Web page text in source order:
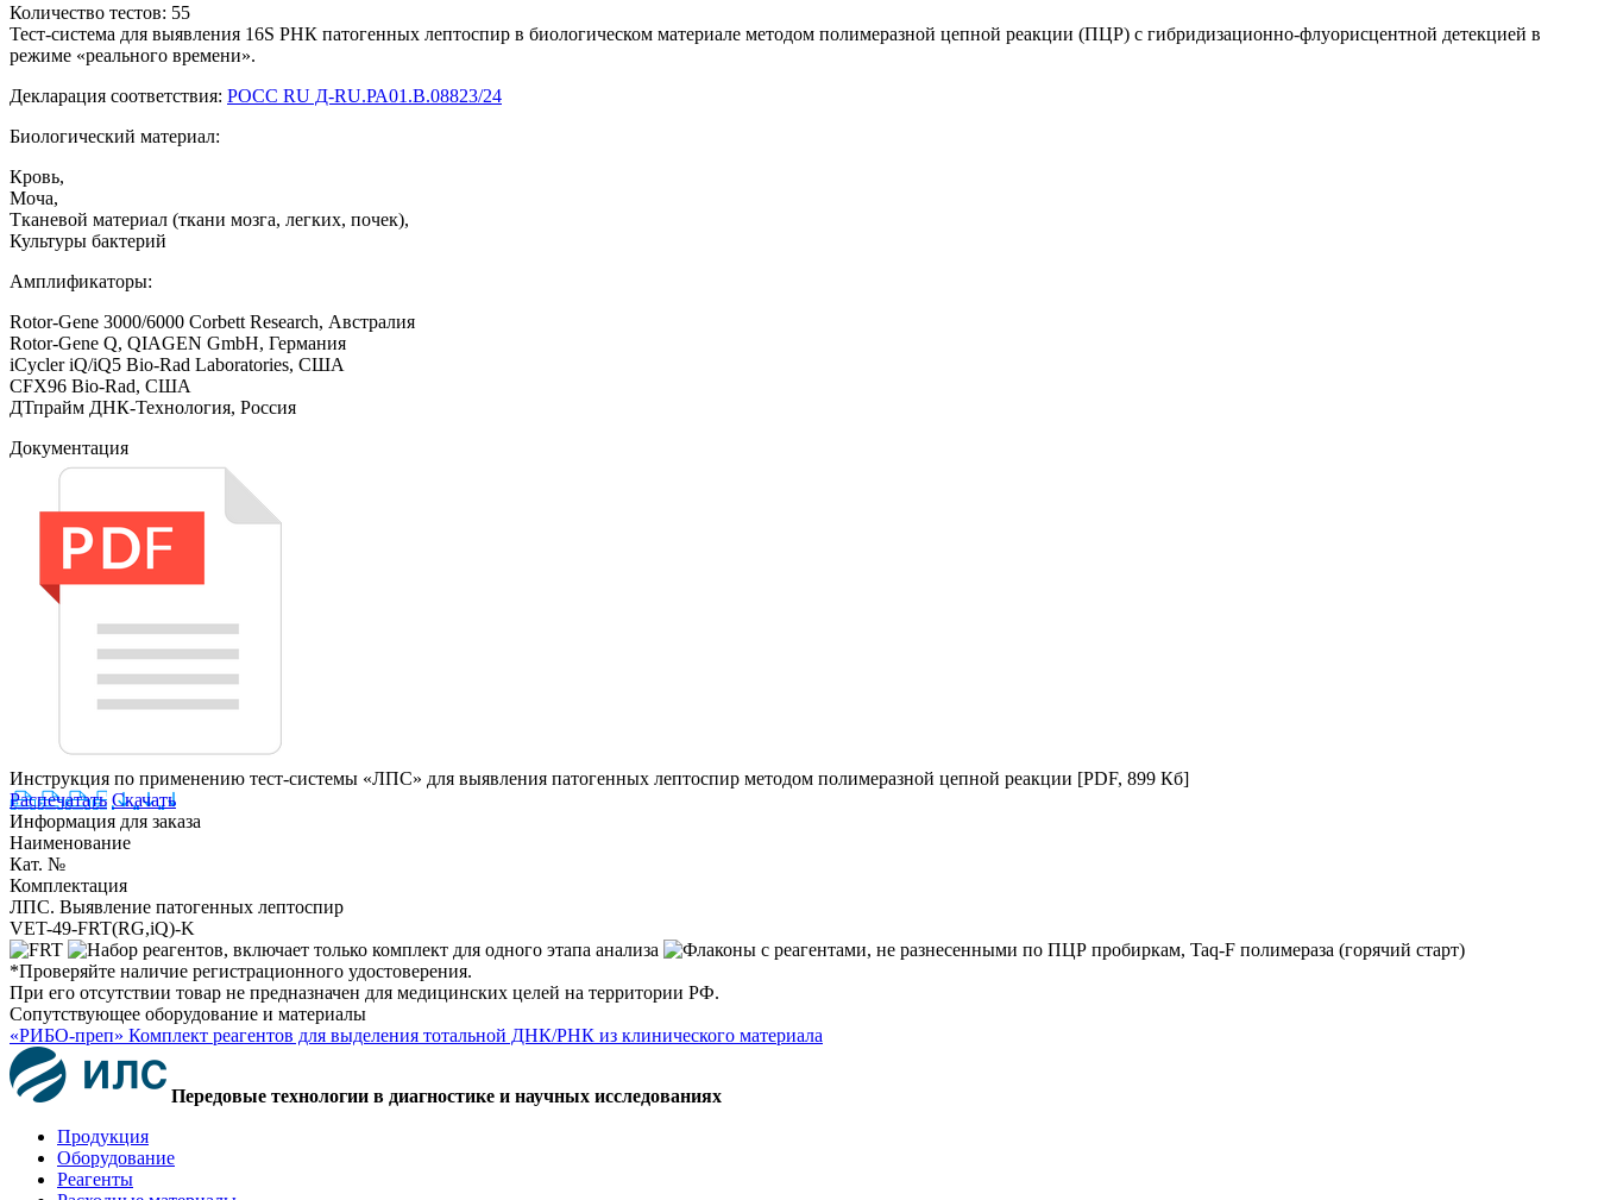
Количество тестов: 55
Тест-система для выявления 16S РНК патогенных лептоспир в биологическом материале методом полимеразной цепной реакции (ПЦР) с гибридизационно-флуорисцентной детекцией в
режиме «реального времени».
Декларация соответствия: РОСС RU Д-RU.РА01.В.08823/24
Биологический материал:
Кровь,
Моча,
Тканевой материал (ткани мозга, легких, почек),
Культуры бактерий
Амплификаторы:
Rotor-Gene 3000/6000 Corbett Research, Австралия
Rotor-Gene Q, QIAGEN GmbH, Германия
iCycler iQ/iQ5 Bio-Rad Laboratories, США
CFX96 Bio-Rad, США
ДТпрайм ДНК-Технология, Россия
Документация
Инструкция по применению тест-системы «ЛПС» для выявления патогенных лептоспир методом полимеразной цепной реакции [PDF, 899 Кб]
Распечатать Скачать
Информация для заказа
Наименование
Кат. №
Комплектация
ЛПС. Выявление патогенных лептоспир
VET-49-FRT(RG,iQ)-K
*Проверяйте наличие регистрационного удостоверения.
При его отсутствии товар не предназначен для медицинских целей на территории РФ.
Сопутствующее оборудование и материалы
«РИБО-преп» Комплект реагентов для выделения тотальной ДНК/РНК из клинического материала
Передовые технологии в диагностике и научных исследованиях
Продукция
Оборудование
Реагенты